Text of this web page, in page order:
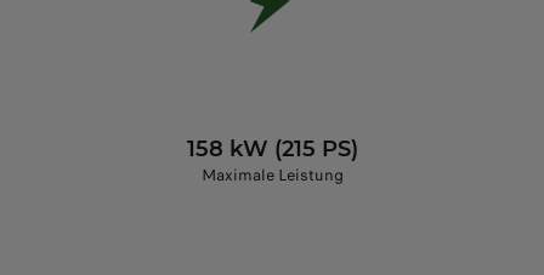
158 kW (215 PS)
Maximale Leistung